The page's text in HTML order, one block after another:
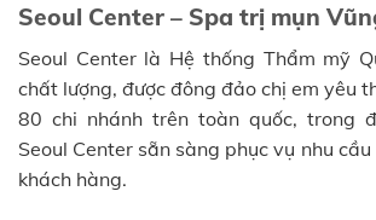
Seoul Center – Spa trị mụn
Seoul Center là Hệ thống Thẩm mỹ
chất lượng, được đông đảo chị em yêu
80 chi nhánh trên toàn quốc, trong
Seoul Center sẵn sàng phục vụ nhu
khách hàng.